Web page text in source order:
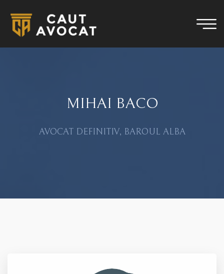
MIHAI BACO
AVOCAT DEFINITIV, BAROUL ALBA